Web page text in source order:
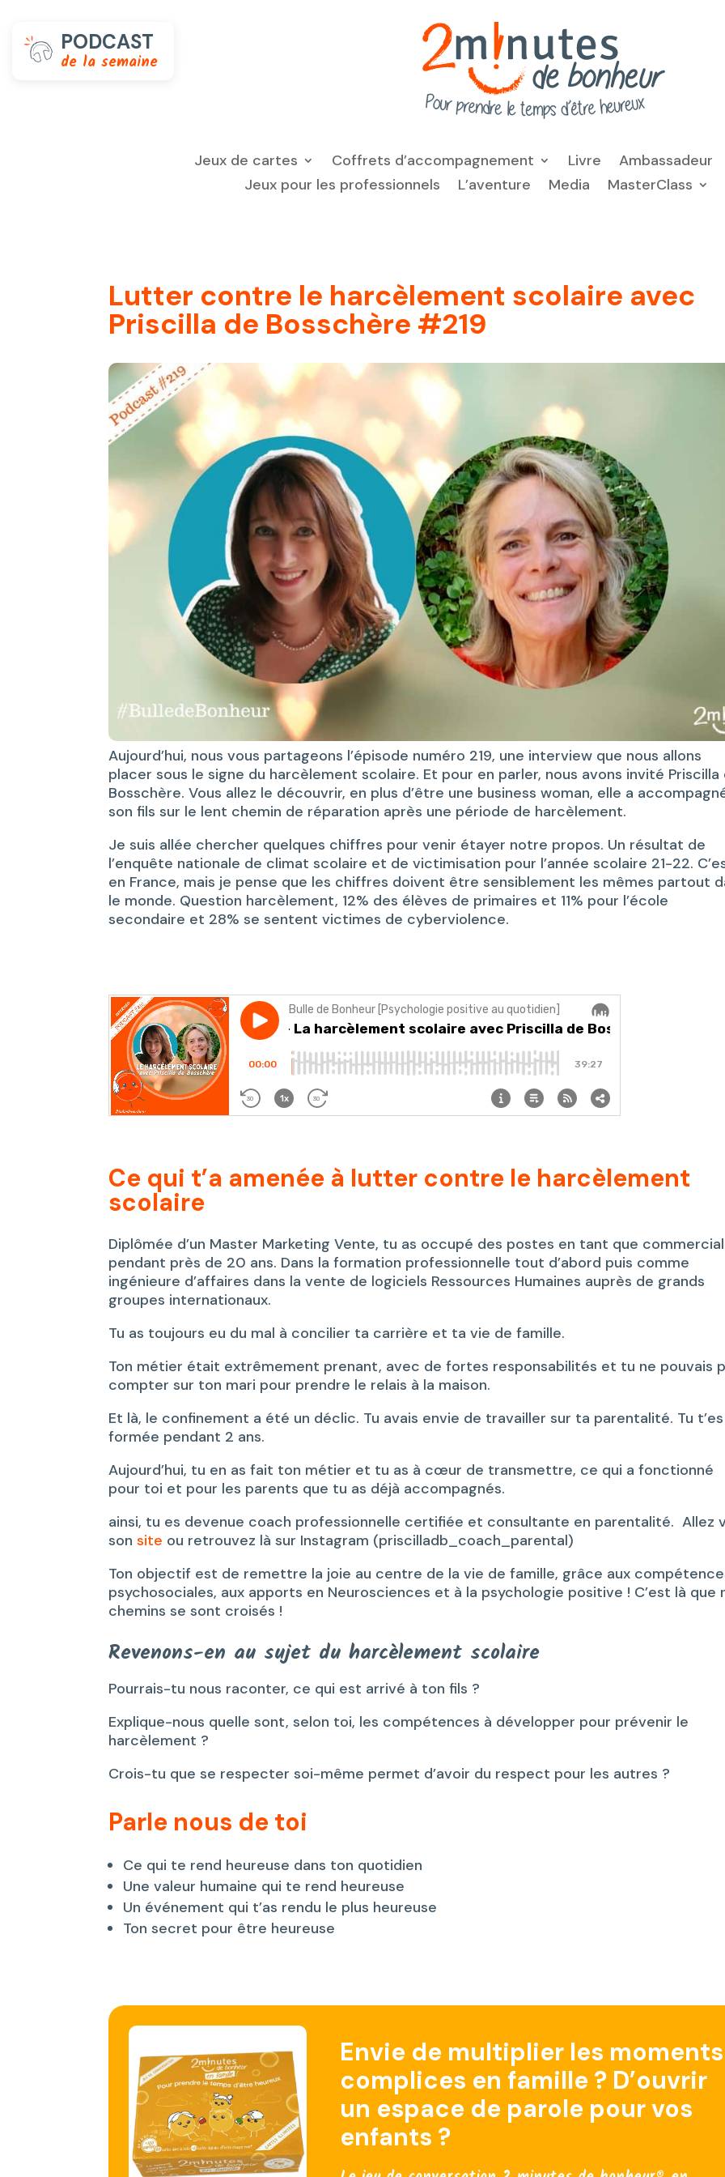
PODCAST
de la semaine
Jeux de cartes Coffrets d’accompagnement Livre Ambassadeur
Jeux pour les professionnels
L’aventure Media MasterClass
Lutter contre le harcèlement scolaire avec
Priscilla de Bosschère #219
Aujourd’hui, nous vous partageons l’épisode numéro 219, une interview que nous allons
placer sous le signe du harcèlement scolaire. Et pour en parler, nous avons invité Priscilla
Bosschère. Vous allez le découvrir, en plus d’être une business woman, elle a
son fils sur le lent chemin de réparation après une période de harcèlement.
Je suis allée chercher quelques chiffres pour venir étayer notre propos. Un résultat de
l’enquête nationale de climat scolaire et de victimisation pour l’année scolaire 21-22.
en France, mais je pense que les chiffres doivent être sensiblement les mêmes partout
le monde. Question harcèlement, 12% des élèves de primaires et 11% pour l’école
secondaire et 28% se sentent victimes de cyberviolence.
Ce qui t’a amenée à lutter contre le harcèlement
scolaire
Diplômée d’un Master Marketing Vente, tu as occupé des postes en tant que
pendant près de 20 ans. Dans la formation professionnelle tout d’abord puis comme
ingénieure d’affaires dans la vente de logiciels Ressources Humaines auprès de grands
groupes internationaux.
Tu as toujours eu du mal à concilier ta carrière et ta vie de famille.
Ton métier était extrêmement prenant, avec de fortes responsabilités et tu ne pouvais
compter sur ton mari pour prendre le relais à la maison.
Et là, le confinement a été un déclic. Tu avais envie de travailler sur ta parentalité. Tu t’es
formée pendant 2 ans.
Aujourd’hui, tu en as fait ton métier et tu as à cœur de transmettre, ce qui a fonctionné
pour toi et pour les parents que tu as déjà accompagnés.
ainsi, tu es devenue coach professionnelle certifiée et consultante en parentalité. Allez
sonsite ou retrouvez là sur Instagram (priscilladb_coach_parental)
Ton objectif est de remettre la joie au centre de la vie de famille, grâce aux
psychosociales, aux apports en Neurosciences et à la psychologie positive ! C’est là que
chemins se sont croisés !
Revenons-en au sujet du harcèlement scolaire
Pourrais-tu nous raconter, ce qui est arrivé à ton fils ?
Explique-nous quelle sont, selon toi, les compétences à développer pour prévenir le
harcèlement ?
Crois-tu que se respecter soi-même permet d’avoir du respect pour les autres ?
Parle nous de toi
Ce qui te rend heureuse dans ton quotidien
Une valeur humaine qui te rend heureuse
Un événement qui t’as rendu le plus heureuse
Ton secret pour être heureuse
Envie de multiplier les moments
complices en famille ? D’ouvrir
un espace de parole pour vos
enfants ?